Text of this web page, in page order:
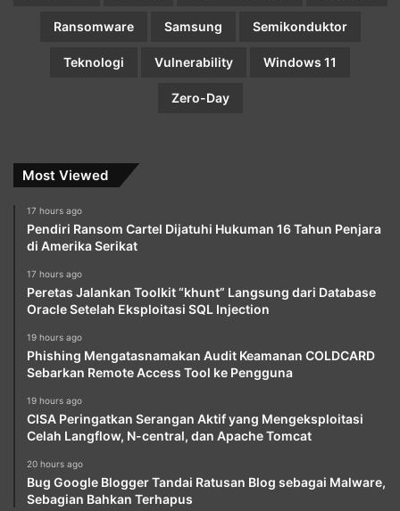
Ransomware Samsung Semikonduktor
Teknologi Vulnerability Windows 11
Zero-Day
Most Viewed
17 hours ago
Pendiri Ransom Cartel Dijatuhi Hukuman 16 Tahun Penjara
di Amerika Serikat
17 hours ago
Peretas Jalankan Toolkit “khunt” Langsung dari Database
Oracle Setelah Eksploitasi SQL Injection
19 hours ago
Phishing Mengatasnamakan Audit Keamanan COLDCARD
Sebarkan Remote Access Tool ke Pengguna
19 hours ago
CISA Peringatkan Serangan Aktif yang Mengeksploitasi
Celah Langflow, N-central, dan Apache Tomcat
20 hours ago
Bug Google Blogger Tandai Ratusan Blog sebagai Malware,
Sebagian Bahkan Terhapus